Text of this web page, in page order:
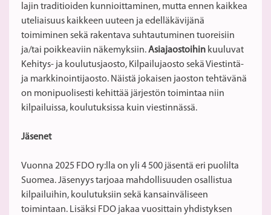
lajin traditioiden kunnioittaminen, mutta ennen kaikkea
uteliaisuus kaikkeen uuteen ja edelläkävijänä
toimiminen sekä rakentava suhtautuminen tuoreisiin
ja/tai poikkeaviin näkemyksiin.Asiajaostoihin kuuluvat
Kehitys- ja koulutusjaosto, Kilpailujaosto sekä Viestintä-
ja markkinointijaosto. Näistä jokaisen jaoston tehtävänä
on monipuolisesti kehittää järjestön toimintaa niin
kilpailuissa, koulutuksissa kuin viestinnässä.
Jäsenet
Vuonna 2025 FDO ry:lla on yli 4 500 jäsentä eri puolilta
Suomea. Jäsenyys tarjoaa mahdollisuuden osallistua
kilpailuihin, koulutuksiin sekä kansainväliseen
toimintaan. Lisäksi FDO jakaa vuosittain yhdistyksen